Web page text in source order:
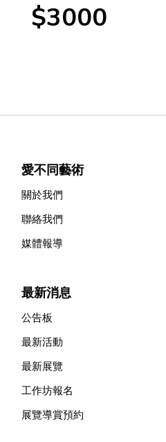
$3000
愛不同藝術
關於我們
聯絡我們
媒體報導
最新消息
公告板
最新活動
最新展覽
工作坊報名
展覽導賞預約